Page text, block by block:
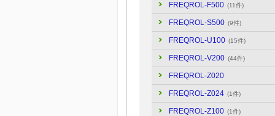
FREQROL-F500 (11件)
FREQROL-S500 (9件)
FREQROL-U100 (15件)
FREQROL-V200 (44件)
FREQROL-Z020
FREQROL-Z024 (1件)
FREQROL-Z100 (1件)